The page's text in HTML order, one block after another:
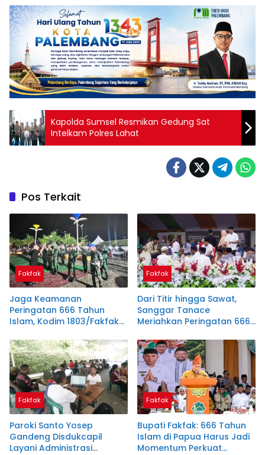
Kapolda Sumsel Resmikan Gedung Sat
Intelkam Polres Lahat
Pos Terkait
Fakfak
Jaga Keamanan
Peringatan 666 Tahun
Islam, Kodim 1803/Fakfak
Kebersamaan
Fakfak
Dari Titir hingga Sawat,
Sanggar Tanace
Meriahkan Peringatan 666
Papua
Fakfak
Paroki Santo Yosep
Gandeng Disdukcapil
Layani Administrasi
Fakfak
Bupati Fakfak: 666 Tahun
Islam di Papua Harus Jadi
Momentum Perkuat